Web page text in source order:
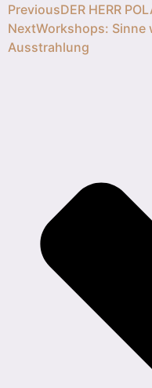
PreviousDER HERR
NextWorkshops: Sinne
Ausstrahlung